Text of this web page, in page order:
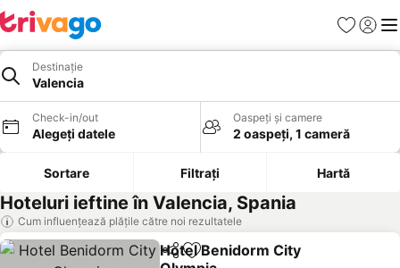
Favorite
Destinație
Valencia
Check-in/out
Alegeți datele
Oaspeți și camere
2 oaspeți, 1 cameră
Sortare Filtrați Hartă
Hoteluri ieftine în Valencia, Spania
Cum influențează plățile către noi rezultatele
DistribuițiAdăugaţi la favorite
Hotel Benidorm City